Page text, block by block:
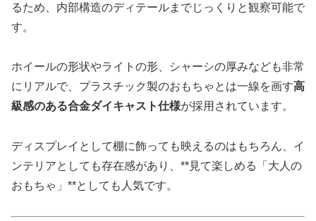
るため、内部構造のディテールまでじっくりと観察可能で
す。
ホイールの形状やライトの形、シャーシの厚みなども非常
にリアルで、プラスチック製のおもちゃとは一線を画す高
級感のある合金ダイキャスト仕様が採用されています。
ディスプレイとして棚に飾っても映えるのはもちろん、イ
ンテリアとしても存在感があり、**見て楽しめる「大人の
おもちゃ」**としても人気です。